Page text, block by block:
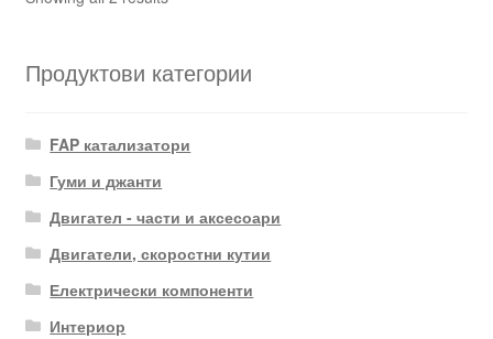
Продуктови категории
FAP катализатори
Гуми и джанти
Двигател - части и аксесоари
Двигатели, скоростни кутии
Електрически компоненти
Интериор